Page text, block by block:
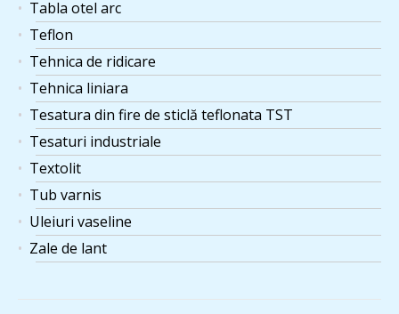
Tabla otel arc
Teflon
Tehnica de ridicare
Tehnica liniara
Tesatura din fire de sticlă teflonata TST
Tesaturi industriale
Textolit
Tub varnis
Uleiuri vaseline
Zale de lant